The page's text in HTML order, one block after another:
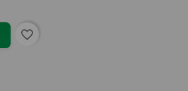
favorite_border